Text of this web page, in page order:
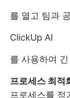
를 열고 팀과
ClickUp AI
를 사용하여
프로세스 최적
프로세스를 정